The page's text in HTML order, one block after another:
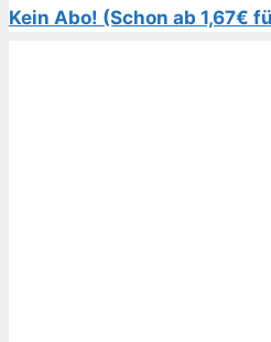
Kein Abo! (Schon ab 1,67€